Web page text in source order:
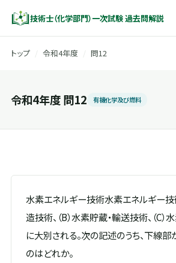
技術士（化学部門）一次試験 過去問解説
トップ 令和4年度 問12
令和4年度 問12 有機化学及び燃料
水素エネルギー技術水素エネルギー技
造技術、（B）水素貯蔵・輸送技術、（C
に大別される。次の記述のうち、下線
のはどれか。